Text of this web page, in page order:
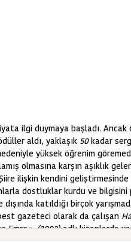
ilgi duymaya başladı.
aldı, yaklaşık 50kadar
yüksek öğrenim
olmasına karşın aşıklık
ilişkin kendini
dostluklar kurdu ve bilgisini
katıldığı birçok
gazeteci olarak da çalışan
Emre«,(2003)adlı kitaplarda